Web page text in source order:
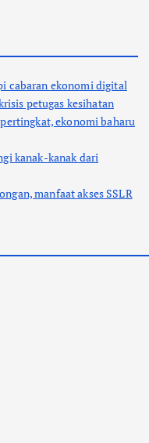
cabaran ekonomi digital
petugas kesihatan
ekonomi baharu
kanak-kanak dari
manfaat akses SSLR